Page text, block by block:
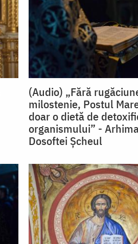
(Audio) „Fără
milostenie, Postul
doar o dietă de
organismului” -
Dosoftei Şcheul